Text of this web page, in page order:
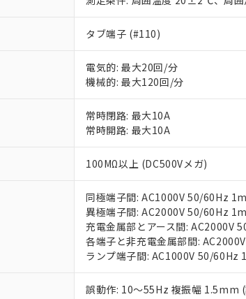
タブ端子 (#110)
電気的: 最大20回/分
機械的: 最大120回/分
常時閉路: 最大10A
常時開路: 最大10A
100MΩ以上 (DC500Vメガ)
同極端子間: AC1000V 50/60Hz
異極端子間: AC2000V 50/60Hz
充電金属部とアース間: AC2000V
各端子と非充電金属部間:
ランプ端子間: AC1000V 50/60Hz
誤動作: 10～55Hz 複振幅 1.5mm
くものです。
当社制御機器事業取扱商
在庫状況および標準価格
のであり、閲覧された時
い。
正式な納期状況および標
オムロン制御機器販売店
在庫状況および標準価格
す。
ている必要があります。
お客様が当ウェブサイト
が、当社の製品・サービ
さい。
※当社の共同利用者とは
いる法人を指します。
鉛(Pb) 1000ppm以下、 水銀(Hg)
ル（DBP） 1000ppm以下、フタル酸ジ
フタル酸エステル類の４物質について
※2 対応予定月
部品在庫の切り替え状況などに
※3 非含有証明書ダウンロ
下記の非含有証明書をダウンロ
EU RoHS指令（10物質）の非
51物質の非含有証明書（当社
※本証明書は発行日時点で非含
また、RoHS指令のフタル酸
*中国RoHS10物質の基準値 (GB/T26572)
Pb(鉛) :1000ppm、 Hg(水銀) :
Cr(Ⅵ)(六価クロム) : 1000ppm、 PBBs(
DBP(フタル酸ジブチル) : 1000ppm、
DEHP(フタル酸ビス(2-エチルヘキシル))
※2 環境保護使用期限
「10」：通常の使用状況下に
味します。
う）を輸出または国外へ
当社は規制貨物を破棄す
ます。
当社は貴社製品を、核兵
置等に一切使用いたしませ
当社は、貴社製品を第三
また当社は、販売先およ
たしません。
記
号
説明
○ 一定数以上の在庫あり
△ 一定数には満たない
－
在庫なし(最新の在庫
機器販売店・当社販
空
白
受注生産機種、また